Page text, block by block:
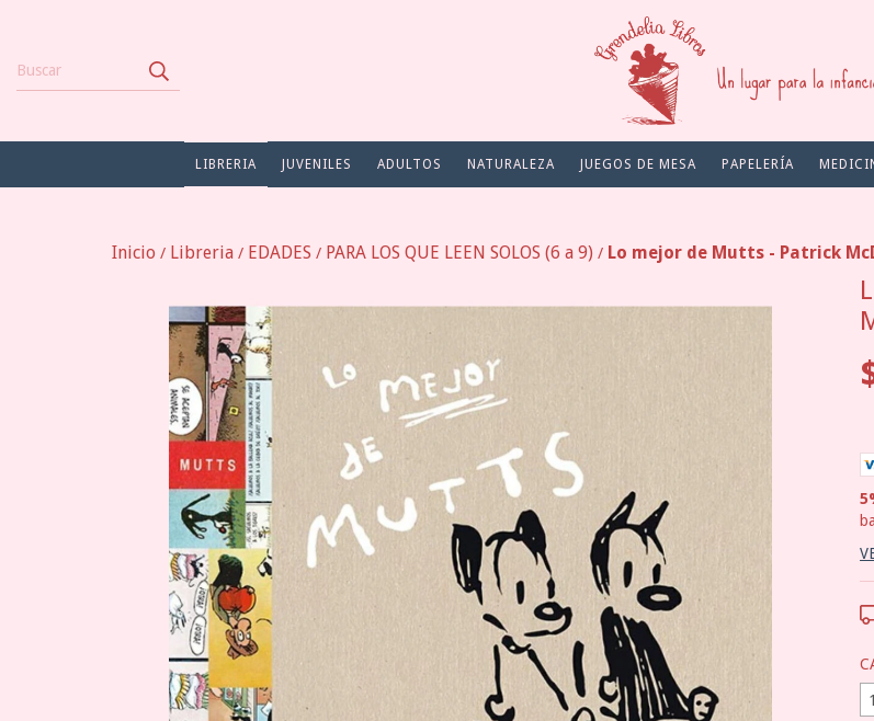
LIBRERIA JUVENILES ADULTOS NATURALEZA JUEGOS DE MESA PAPELERÍA
Inicio / Libreria / EDADES / PARA LOS QUE LEEN SOLOS (6 a 9) / Lo mejor de Mutts - Patrick